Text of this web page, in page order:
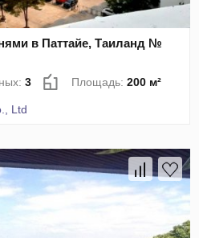
в Паттайе, Таиланд №
3 Площадь:200 м²
Ltd